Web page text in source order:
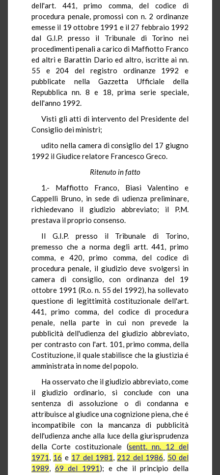
dell'art. 441, primo comma, del codice di
procedura penale, promossi con n. 2 ordinanze
emesse il 19 ottobre 1991 e il 27 febbraio 1992
dal G.I.P. presso il Tribunale di Torino nei
procedimenti penali a carico di Maffiotto Franco
ed altri e Barattin Dario ed altro, iscritte ai nn.
55 e 204 del registro ordinanze 1992 e
pubblicate nella Gazzetta Ufficiale della
Repubblica nn. 8 e 18, prima serie speciale,
dell'anno 1992.
Visti gli atti di intervento del Presidente del
Consiglio dei ministri;
udito nella camera di consiglio del 17 giugno
1992 il Giudice relatore Francesco Greco.
Ritenuto in fatto
1.- Maffiotto Franco, Biasi Valentino e
Cappelli Bruno, in sede di udienza preliminare,
richiedevano il giudizio abbreviato; il P.M.
prestava il proprio consenso.
Il G.I.P. presso il Tribunale di Torino,
premesso che a norma degli artt. 441, primo
comma, e 420, primo comma, del codice di
procedura penale, il giudizio deve svolgersi in
camera di consiglio, con ordinanza del 19
ottobre 1991 (R.o. n. 55 del 1992), ha sollevato
questione di legittimità costituzionale dell'art.
441, primo comma, del codice di procedura
penale, nella parte in cui non prevede la
pubblicità dell'udienza del giudizio abbreviato,
per contrasto con l'art. 101, primo comma, della
Costituzione, il quale stabilisce che la giustizia é
amministrata in nome del popolo.
Ha osservato che il giudizio abbreviato, come
il giudizio ordinario, si conclude con una
sentenza di assoluzione o di condanna e
attribuisce al giudice una cognizione piena, che é
incompatibile con la mancanza di pubblicità
dell'udienza anche alla luce della giurisprudenza
della Corte costituzionale (sentt. nn. 12 del
1971, 16 e 17 del 1981, 212 del 1986, 50 del
1989, 69 del 1991); e che il principio della